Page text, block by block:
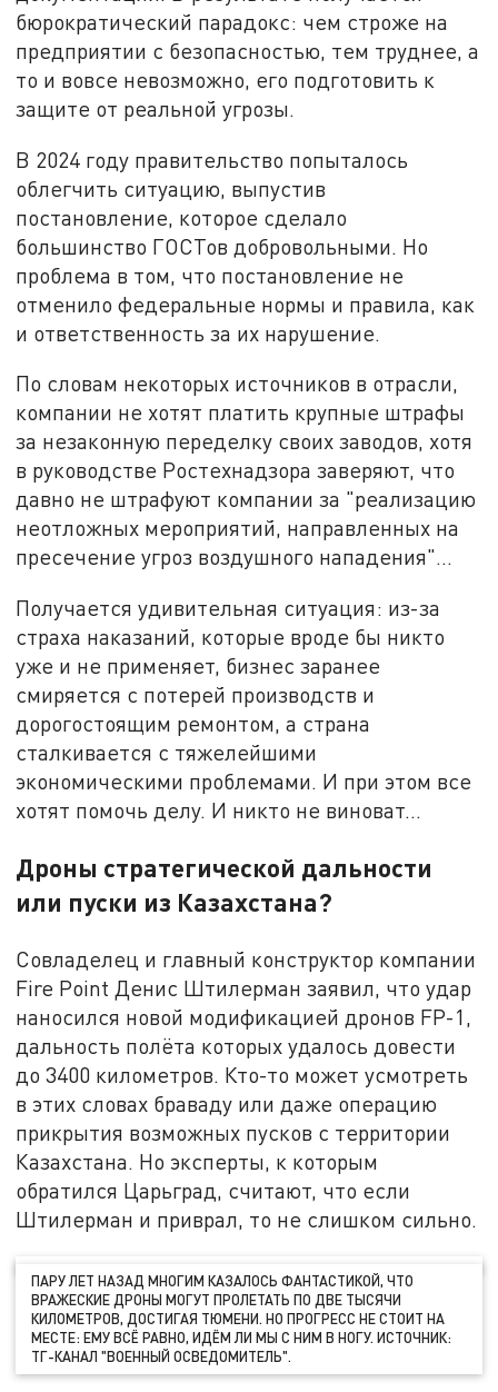
бюрократический парадокс: чем строже на
предприятии с безопасностью, тем труднее, а
то и вовсе невозможно, его подготовить к
защите от реальной угрозы.
В 2024 году правительство попыталось
облегчить ситуацию, выпустив
постановление, которое сделало
большинство ГОСТов добровольными. Но
проблема в том, что постановление не
отменило федеральные нормы и правила, как
и ответственность за их нарушение.
По словам некоторых источников в отрасли,
компании не хотят платить крупные штрафы
за незаконную переделку своих заводов, хотя
в руководстве Ростехнадзора заверяют, что
давно не штрафуют компании за "реализацию
неотложных мероприятий, направленных на
пресечение угроз воздушного нападения"...
Получается удивительная ситуация: из-за
страха наказаний, которые вроде бы никто
уже и не применяет, бизнес заранее
смиряется с потерей производств и
дорогостоящим ремонтом, а страна
сталкивается с тяжелейшими
экономическими проблемами. И при этом все
хотят помочь делу. И никто не виноват...
Дроны стратегической дальности
или пуски из Казахстана?
Совладелец и главный конструктор компании
Fire Point Денис Штилерман заявил, что удар
наносился новой модификацией дронов FP-1,
дальность полёта которых удалось довести
до 3400 километров. Кто-то может усмотреть
в этих словах браваду или даже операцию
прикрытия возможных пусков с территории
Казахстана. Но эксперты, к которым
обратился Царьград, считают, что если
Штилерман и приврал, то не слишком сильно.
ПАРУ ЛЕТ НАЗАД МНОГИМ КАЗАЛОСЬ ФАНТАСТИКОЙ, ЧТО
ВРАЖЕСКИЕ ДРОНЫ МОГУТ ПРОЛЕТАТЬ ПО ДВЕ ТЫСЯЧИ
КИЛОМЕТРОВ, ДОСТИГАЯ ТЮМЕНИ. НО ПРОГРЕСС НЕ СТОИТ НА
МЕСТЕ: ЕМУ ВСЁ РАВНО, ИДЁМ ЛИ МЫ С НИМ В НОГУ. ИСТОЧНИК:
ТГ-КАНАЛ "ВОЕННЫЙ ОСВЕДОМИТЕЛЬ".